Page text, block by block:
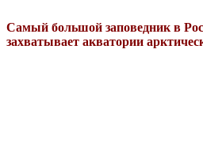
Самый большой заповедник в
захватывает акватории